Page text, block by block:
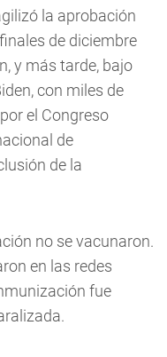
la aprobación
de diciembre
y más tarde, bajo
con miles de
el Congreso
de
de la
no se vacunaron.
en las redes
fue